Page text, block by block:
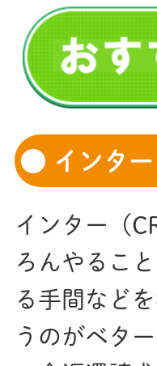
インタ
インター（
ろんやるこ
る手間など
うのがベタ